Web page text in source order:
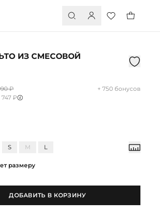
ИЗ СМЕСОВОЙ
₽
+ 750 бонусов
₽
S M L
размеру
ДОБАВИТЬ В КОРЗИНУ